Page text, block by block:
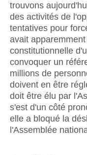
trouvons
des activités de
tentatives pour
avait
constitutionnelle
convoquer un
millions de
doivent en être
doit être élu par
s'est d'un côté
elle a bloqué la
l'Assemblée